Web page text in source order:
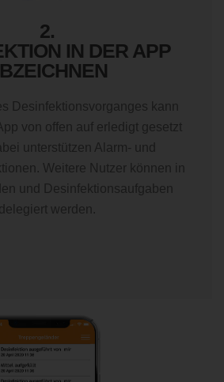
2.
IN DER APP
Desinfektionsvorganges kann
von offen auf erledigt gesetzt
unterstützen Alarm- und
Weitere Nutzer können in
und Desinfektionsaufgaben
delegiert werden.